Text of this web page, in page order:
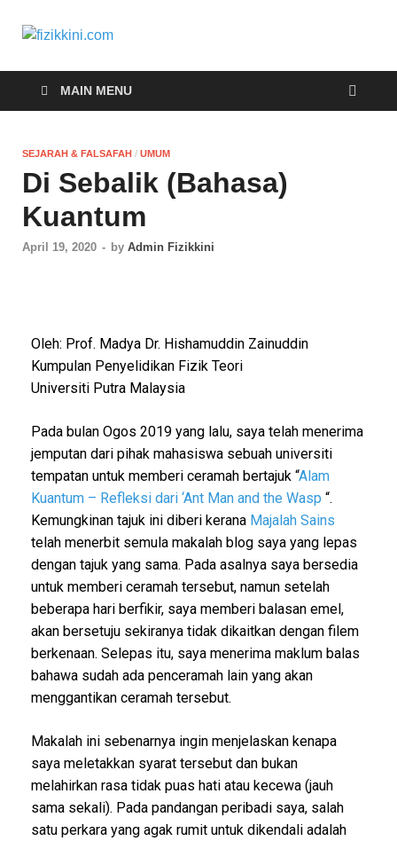
fizikkini.com
MAIN MENU
SEJARAH & FALSAFAH / UMUM
Di Sebalik (Bahasa)
Kuantum
April 19, 2020 - by Admin Fizikkini
Oleh: Prof. Madya Dr. Hishamuddin Zainuddin
Kumpulan Penyelidikan Fizik Teori
Universiti Putra Malaysia
Pada bulan Ogos 2019 yang lalu, saya telah menerima
jemputan dari pihak mahasiswa sebuah universiti
tempatan untuk memberi ceramah bertajuk “Alam
Kuantum – Refleksi dari ‘Ant Man and the Wasp “.
Kemungkinan tajuk ini diberi kerana Majalah Sains
telah menerbit semula makalah blog saya yang lepas
dengan tajuk yang sama. Pada asalnya saya bersedia
untuk memberi ceramah tersebut, namun setelah
beberapa hari berfikir, saya memberi balasan emel,
akan bersetuju sekiranya tidak dikaitkan dengan filem
berkenaan. Selepas itu, saya menerima maklum balas
bahawa sudah ada penceramah lain yang akan
menggantikan ceramah tersebut.
Makalah ini sebenarnya ingin menjelaskan kenapa
saya meletakkan syarat tersebut dan bukan
melahirkan rasa tidak puas hati atau kecewa (jauh
sama sekali). Pada pandangan peribadi saya, salah
satu perkara yang agak rumit untuk dikendali adalah